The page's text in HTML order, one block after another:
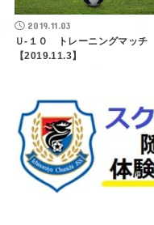
2019.11.03
Ｕ-１０ トレーニングマッチ
【2019.11.3】